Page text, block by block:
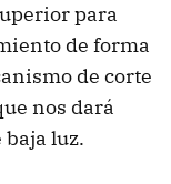
para
de forma
de corte
nos dará
luz.